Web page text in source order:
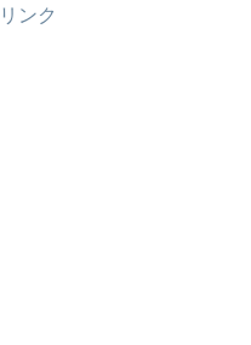
ンク